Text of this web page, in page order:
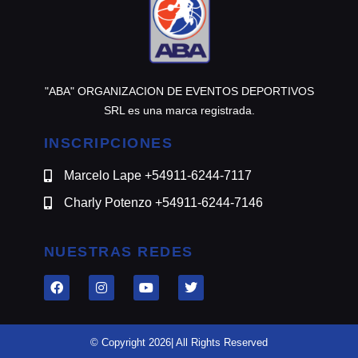
"ABA" ORGANIZACION DE EVENTOS DEPORTIVOS
SRL es una marca registrada.
INSCRIPCIONES
Marcelo Lape +54911-6244-7117
Charly Potenzo +54911-6244-7146
NUESTRAS REDES
© Copyright 2026| All Rights Reserved